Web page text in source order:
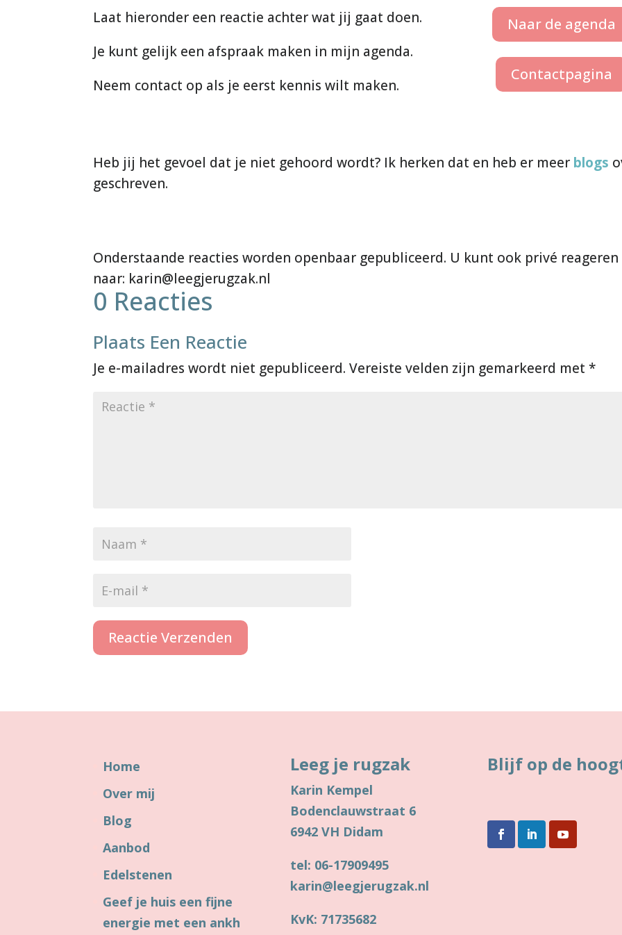
Laat hieronder een reactie achter wat jij gaat doen.
Je kunt gelijk een afspraak maken in mijn agenda.
Neem contact op als je eerst kennis wilt maken.
Naar de agenda
Contactpagina
Heb jij het gevoel dat je niet gehoord wordt? Ik herken dat en heb er meer blogs
geschreven.
0 Reacties
Plaats Een Reactie
Je e-mailadres wordt niet gepubliceerd. Vereiste velden zijn gemarkeerd met*
Reactie Verzenden
Home
Over mij
Blog
Aanbod
Edelstenen
Geef je huis een fijne
energie met een ankh
Leeg je rugzak
Karin Kempel
Bodenclauwstraat 6
6942 VH Didam
tel: 06-17909495
karin@leegjerugzak.nl
KvK: 71735682
Blijf op de